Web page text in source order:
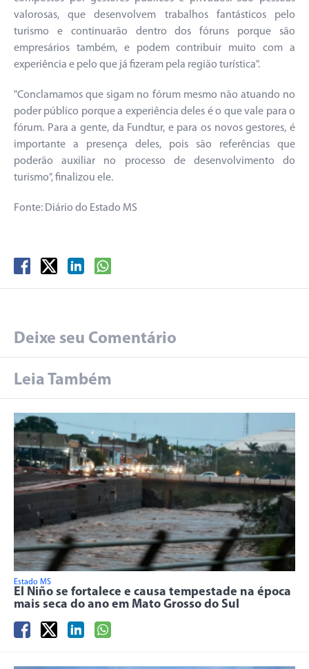
valorosas, que desenvolvem trabalhos fantásticos pelo
turismo e continuarão dentro dos fóruns porque são
empresários também, e podem contribuir muito com a
experiência e pelo que já fizeram pela região turística".
"Conclamamos que sigam no fórum mesmo não atuando no
poder público porque a experiência deles é o que vale para o
fórum. Para a gente, da Fundtur, e para os novos gestores, é
importante a presença deles, pois são referências que
poderão auxiliar no processo de desenvolvimento do
turismo", finalizou ele.
Fonte: Diário do Estado MS
Deixe seu Comentário
Leia Também
Estado MS
El Niño se fortalece e causa tempestade na época
mais seca do ano em Mato Grosso do Sul